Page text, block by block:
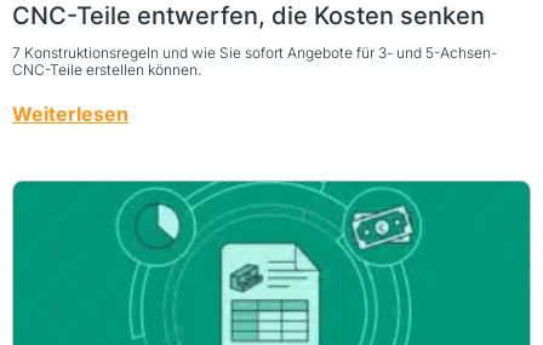
CNC-Teile entwerfen, die Kosten senken
7 Konstruktionsregeln und wie Sie sofort Angebote für 3- und 5-Achsen-
CNC-Teile erstellen können.
Weiterlesen